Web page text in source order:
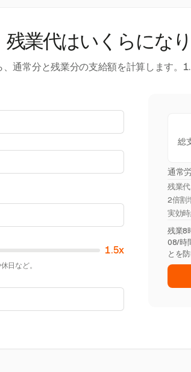
残業代はいくらにな
通常分と残業分の支給額を計算します。
1.5x
日など。
総
通常
残業
2倍割
実効
残業8
08/時
とを防